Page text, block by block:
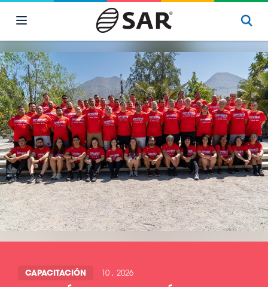
CAPACITACIÓN 10 , 2026